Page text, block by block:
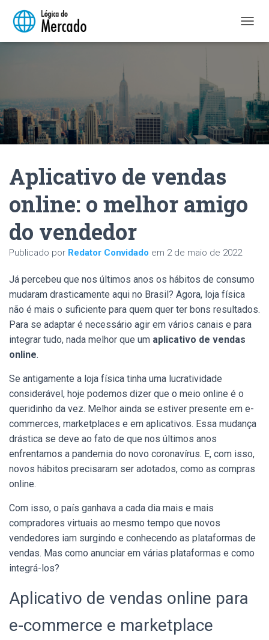
L
A
R
N
A
V
Ã
Aplicativo de vendas
online: o melhor amigo
do vendedor
Publicado por Redator Convidado em 2 de maio de 2022
Já percebeu que nos últimos anos os hábitos de consumo
mudaram drasticamente aqui no Brasil? Agora, loja física
não é mais o suficiente para quem quer ter bons resultados.
Para se adaptar é necessário agir em vários canais e para
integrar tudo, nada melhor que um aplicativo de vendas
online.
Se antigamente a loja física tinha uma lucratividade
considerável, hoje podemos dizer que o meio online é o
queridinho da vez. Melhor ainda se estiver presente em e-
commerces, marketplaces e em aplicativos. Essa mudança
drástica se deve ao fato de que nos últimos anos
enfrentamos a pandemia do novo coronavírus. E, com isso,
novos hábitos precisaram ser adotados, como as compras
online.
Com isso, o país ganhava a cada dia mais e mais
compradores virtuais ao mesmo tempo que novos
vendedores iam surgindo e conhecendo as plataformas de
vendas. Mas como anunciar em várias plataformas e como
integrá-los?
Aplicativo de vendas online para
e-commerce e marketplace